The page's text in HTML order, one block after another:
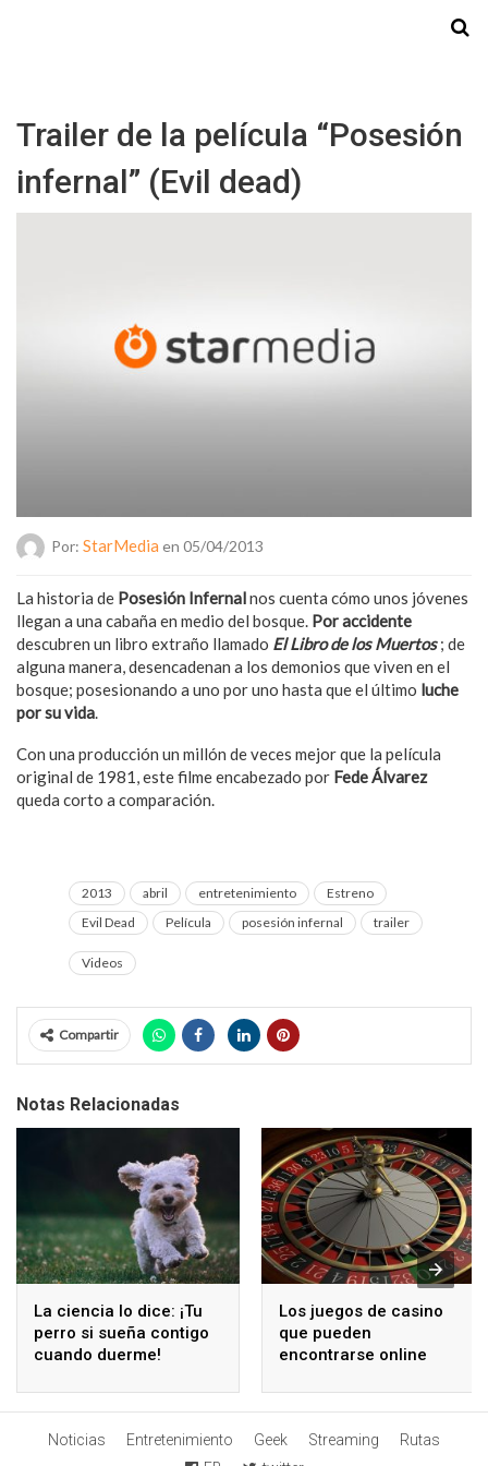
Trailer de la película “Posesión
infernal” (Evil dead)
Por: StarMedia en 05/04/2013
La historia de Posesión Infernalnos cuenta cómo unos jóvenes
llegan a una cabaña en medio del bosque. Por accidente
descubren un libro extraño llamado El Libro de los Muertos ; de
alguna manera, desencadenan a los demonios que viven en el
bosque; posesionando a uno por uno hasta que el último luche
por su vida.
Con una producción un millón de veces mejor que la película
original de 1981, este filme encabezado por Fede Álvarez
queda corto a comparación.
2013 abril entretenimiento
Estreno
Evil Dead
Película posesión infernal trailer
Videos
Compartir
Notas Relacionadas
La ciencia lo dice: ¡Tu
perro si sueña contigo
cuando duerme!
Los juegos de casino
que pueden
encontrarse online
Noticias Entretenimiento Geek Streaming
Rutas